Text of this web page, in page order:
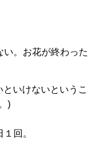
い。お花が終わった
いけないというこ
)
回。